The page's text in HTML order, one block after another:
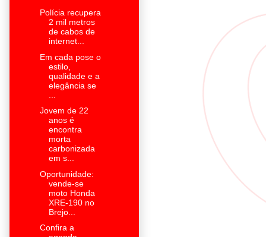
Polícia recupera
2 mil metros
de cabos de
internet...
Em cada pose o
estilo,
qualidade e a
elegância se
Jovem de 22
anos é
encontra
morta
carbonizada
em s...
Oportunidade:
vende-se
moto Honda
XRE-190 no
Brejo...
Confira a